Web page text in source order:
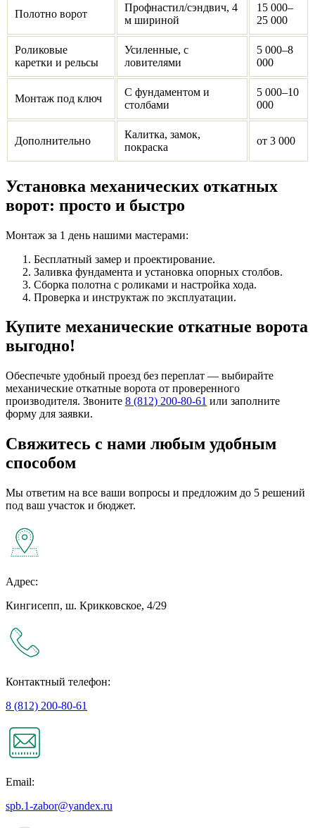
Полотно ворот
Профнастил/сэндвич, 4
м шириной
15 000–
25 000
Роликовые
каретки и рельсы
Усиленные, с
ловителями
5 000–8
000
Монтаж под ключ
С фундаментом и
столбами
5 000–10
000
Дополнительно
Калитка, замок,
покраска
от 3 000
Установка механических откатных
ворот: просто и быстро
Монтаж за 1 день нашими мастерами:
Бесплатный замер и проектирование.
Заливка фундамента и установка опорных столбов.
Сборка полотна с роликами и настройка хода.
Проверка и инструктаж по эксплуатации.
Купите механические откатные ворота
выгодно!
Обеспечьте удобный проезд без переплат — выбирайте
механические откатные ворота от проверенного
производителя. Звоните 8 (812) 200-80-61 или заполните
форму для заявки.
Свяжитесь с нами любым удобным
способом
Мы ответим на все ваши вопросы и предложим до 5 решений
под ваш участок и бюджет.
Адрес:
Кингисепп, ш. Крикковское, 4/29
Контактный телефон:
8 (812) 200-80-61
Email:
spb.1-zabor@yandex.ru